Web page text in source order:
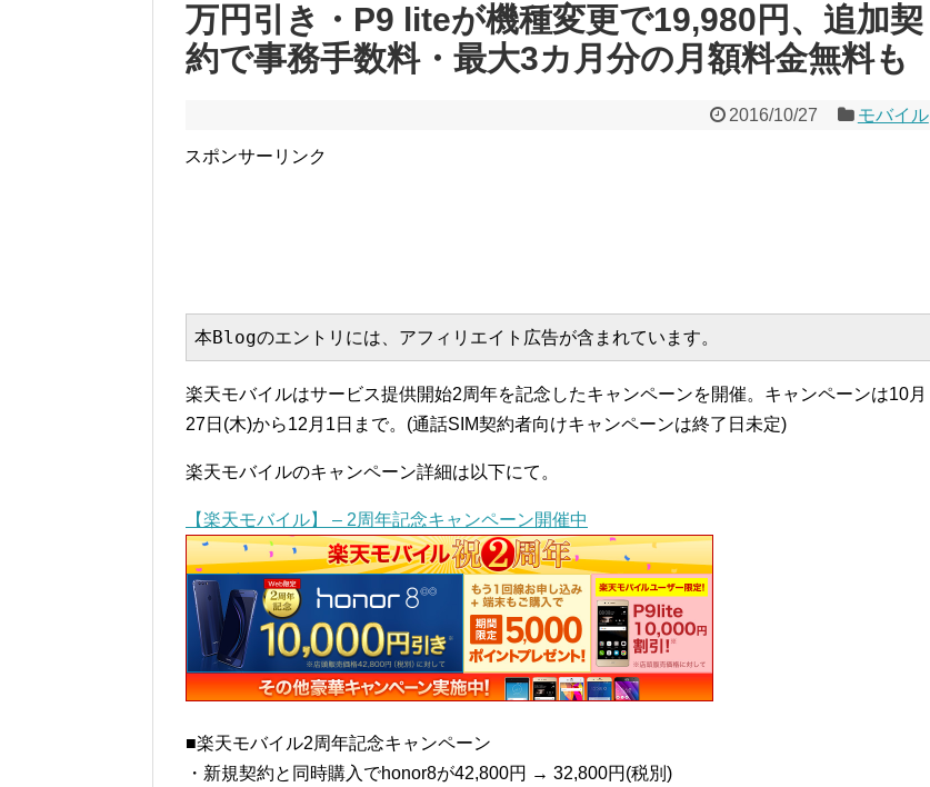
万円引き・P9 liteが機種変更で19,980円、追加契
約で事務手数料・最大3カ月分の月額料金無料も
2016/10/27 モバイル
スポンサーリンク
本Blogのエントリには、アフィリエイト広告が含まれています。
楽天モバイルはサービス提供開始2周年を記念したキャンペーンを開催。キャンペーンは10月
27日(木)から12月1日まで。(通話SIM契約者向けキャンペーンは終了日未定)
楽天モバイルのキャンペーン詳細は以下にて。
【楽天モバイル】 – 2周年記念キャンペーン開催中
■楽天モバイル2周年記念キャンペーン
・新規契約と同時購入でhonor8が42,800円 → 32,800円(税別)